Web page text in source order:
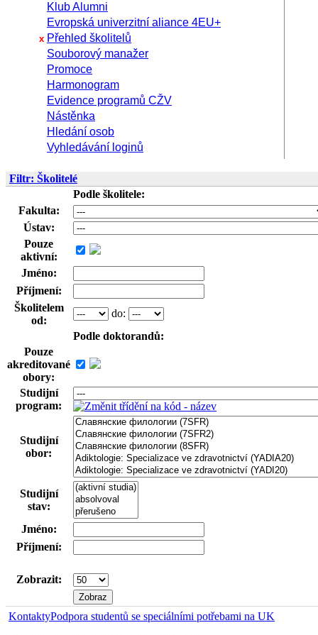
Klub Alumni
Evropská univerzitní aliance 4EU+
x Přehled školitelů
Souborový manažer
Promoce
Harmonogram
Evidence programů CŽV
Nástěnka
Hledání osob
Vyhledávání loginů
Filtr: Školitelé
Podle školitele:
Fakulta:
Ústav:
Pouze
aktivní:
Jméno:
Příjmení:
Školitelem
od:
do:
Podle doktorandů:
Pouze
akreditované
obory:
Studijní
program:
Studijní
obor:
Studijní
stav:
Jméno:
Příjmení:
Zobrazit:
KontaktyPodpora studentů se speciálními potřebami na UK